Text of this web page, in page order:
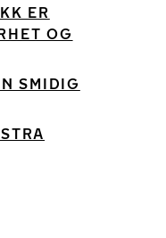
ER
OG
SMIDIG